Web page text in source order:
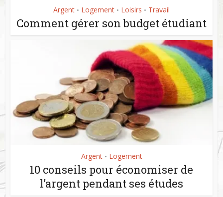
Argent • Logement • Loisirs • Travail
Comment gérer son budget étudiant
Argent • Logement
10 conseils pour économiser de
l’argent pendant ses études